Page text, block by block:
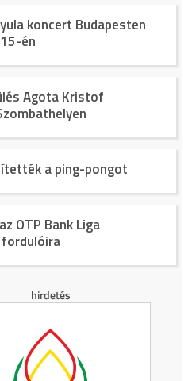
koncert Budapesten
én
Agota Kristof
a ping-pongot
OTP Bank Liga